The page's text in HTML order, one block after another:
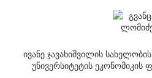
ივანე ჯავახიშვილის
უნივერსიტეტის ეკონომიკის